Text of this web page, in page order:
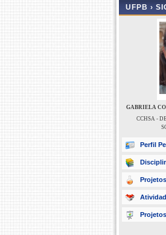
UFPB ›
GABRIELA
CCHSA -
Perfil